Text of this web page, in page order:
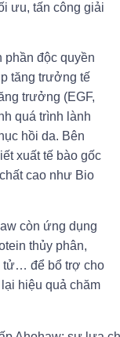
ưu, tấn công giải
phần độc quyền
tăng trưởng tế
trưởng (EGF,
quá trình lành
hồi da. Bên
xuất tế bào gốc
cao như Bio
còn ứng dụng
thủy phân,
tử… để bổ trợ cho
hiệu quả chăm